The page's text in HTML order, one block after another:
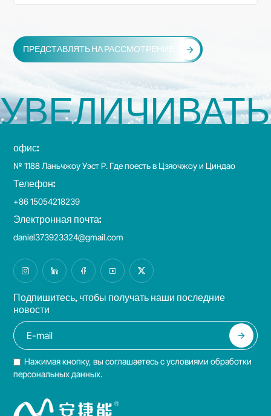
ПРЕДСТАВЛЯТЬ НА РАССМОТРЕНИЕ
УВЕЛИЧИВАТЬ
офис:
№ 1188 Ланьчжоу Уэст Р. Где поесть в Цзяочжоу и Циндао
Телефон:
+86 15054218239
Электронная почта:
daniel373923324@gmail.com
Подпишитесь, чтобы получать наши последние
новости
Нажимая кнопку, вы соглашаетесь с условиями обработки
персональных данных.